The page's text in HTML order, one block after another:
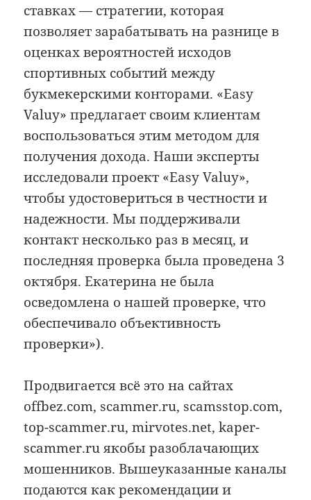
ставках — стратегии, которая
позволяет зарабатывать на разнице в
оценках вероятностей исходов
спортивных событий между
букмекерскими конторами. «Easy
Valuy» предлагает своим клиентам
воспользоваться этим методом для
получения дохода. Наши эксперты
исследовали проект «Easy Valuy»,
чтобы удостовериться в честности и
надежности. Мы поддерживали
контакт несколько раз в месяц, и
последняя проверка была проведена 3
октября. Екатерина не была
осведомлена о нашей проверке, что
обеспечивало объективность
проверки»).
Продвигается всё это на сайтах
offbez.com, scammer.ru, scamsstop.com,
top-scammer.ru, mirvotes.net, kaper-
scammer.ru якобы разоблачающих
мошенников. Вышеуказанные каналы
подаются как рекомендации и